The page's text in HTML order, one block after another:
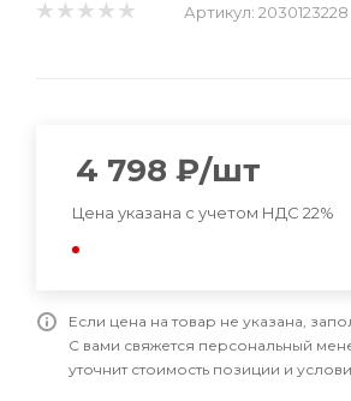
Артикул: 2030123228
4 798 ₽/шт
Цена указана с учетом НДС 22%
Если цена на товар не указана,
С вами свяжется персональный
уточнит стоимость позиции и